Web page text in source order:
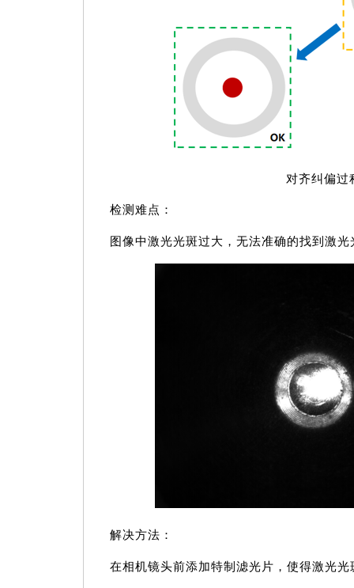
对齐纠偏过
检测难点：
图像中激光光斑过大，无法准确的找到激光
解决方法：
在相机镜头前添加特制滤光片，使得激光光